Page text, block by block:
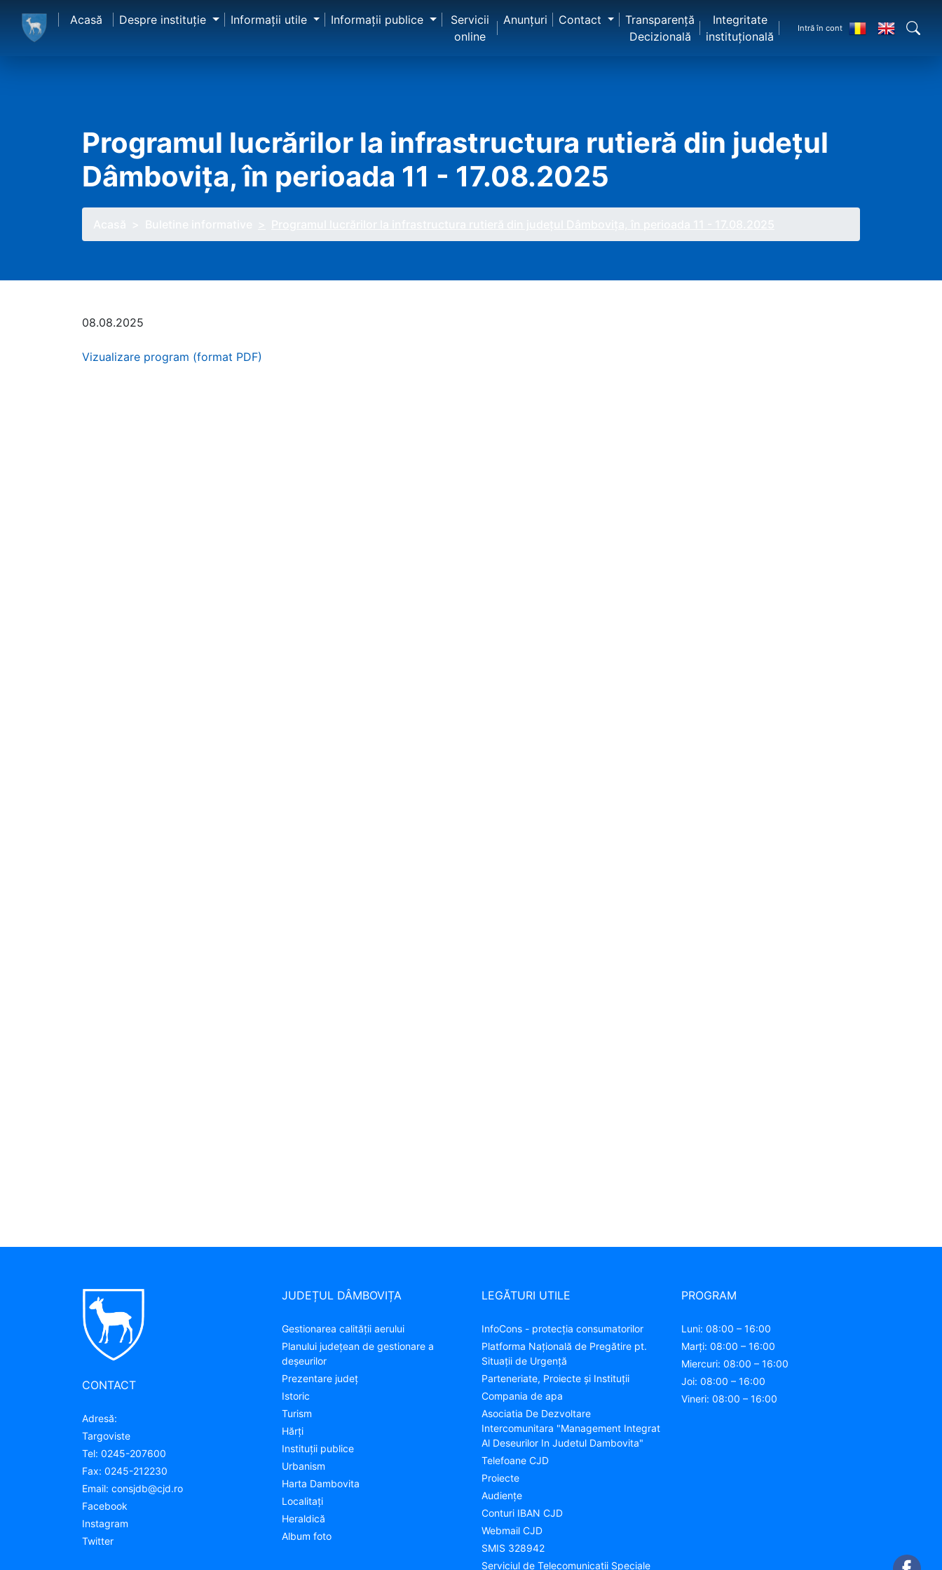
Acasă Despre instituţie Informaţii utile Informaţii publice
Servicii
online
Anunţuri Contact
Transparență
Decizională
Integritate
instituțională
Intră în cont
Programul lucrărilor la infrastructura rutieră din județul
Dâmbovița, în perioada 11 - 17.08.2025
08.08.2025
Vizualizare program (format PDF)
CONTACT
Adresă:
Targoviste
Tel: 0245-207600
Fax: 0245-212230
Email: consjdb@cjd.ro
Facebook
Instagram
Twitter
JUDEȚUL DÂMBOVIȚA
Gestionarea calității aerului
Planului județean de gestionare a
deșeurilor
Prezentare judeţ
Istoric
Turism
Hărţi
Instituţii publice
Urbanism
Harta Dambovita
Localitaţi
Heraldică
Album foto
LEGĂTURI UTILE
InfoCons - protecția consumatorilor
Platforma Națională de Pregătire pt.
Situații de Urgență
Parteneriate, Proiecte și Instituții
Compania de apa
Asociatia De Dezvoltare
Intercomunitara "Management Integrat
Al Deseurilor In Judetul Dambovita"
Telefoane CJD
Proiecte
Audienţe
Conturi IBAN CJD
Webmail CJD
SMIS 328942
Serviciul de Telecomunicații Speciale
PROGRAM
Luni: 08:00 – 16:00
Marți: 08:00 – 16:00
Miercuri: 08:00 – 16:00
Joi: 08:00 – 16:00
Vineri: 08:00 – 16:00